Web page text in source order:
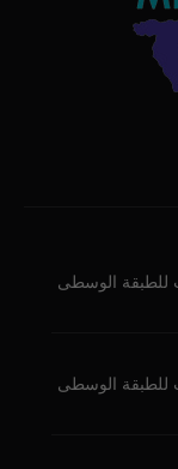
للطبقة الوسطى
للطبقة الوسطى